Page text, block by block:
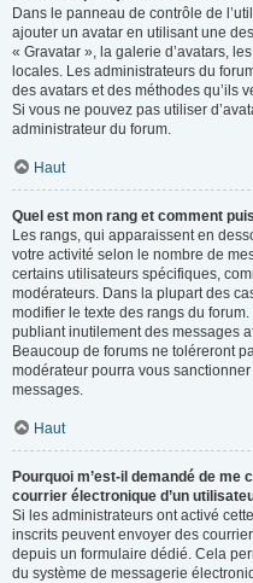
Dans le panneau de contrôle de
ajouter un avatar en utilisant une
« Gravatar », la galerie d’avatars,
locales. Les administrateurs du
des avatars et des méthodes qu’ils
Si vous ne pouvez pas utiliser
administrateur du forum.
Haut
Quel est mon rang et comment
Les rangs, qui apparaissent en
votre activité selon le nombre de
certains utilisateurs spécifiques,
modérateurs. Dans la plupart des
modifier le texte des rangs du
publiant inutilement des messages
Beaucoup de forums ne toléreront
modérateur pourra vous
messages.
Haut
Pourquoi m’est-il demandé de
courrier électronique d’un
Si les administrateurs ont activé
inscrits peuvent envoyer des
depuis un formulaire dédié. Cela
du système de messagerie